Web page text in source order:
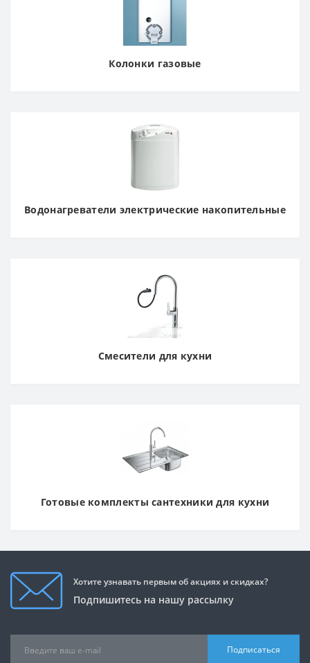
Колонки газовые
Водонагреватели электрические накопительные
Смесители для кухни
Готовые комплекты сантехники для кухни
Хотите узнавать первым об акциях и скидках?
Подпишитесь на нашу рассылку
Подписаться